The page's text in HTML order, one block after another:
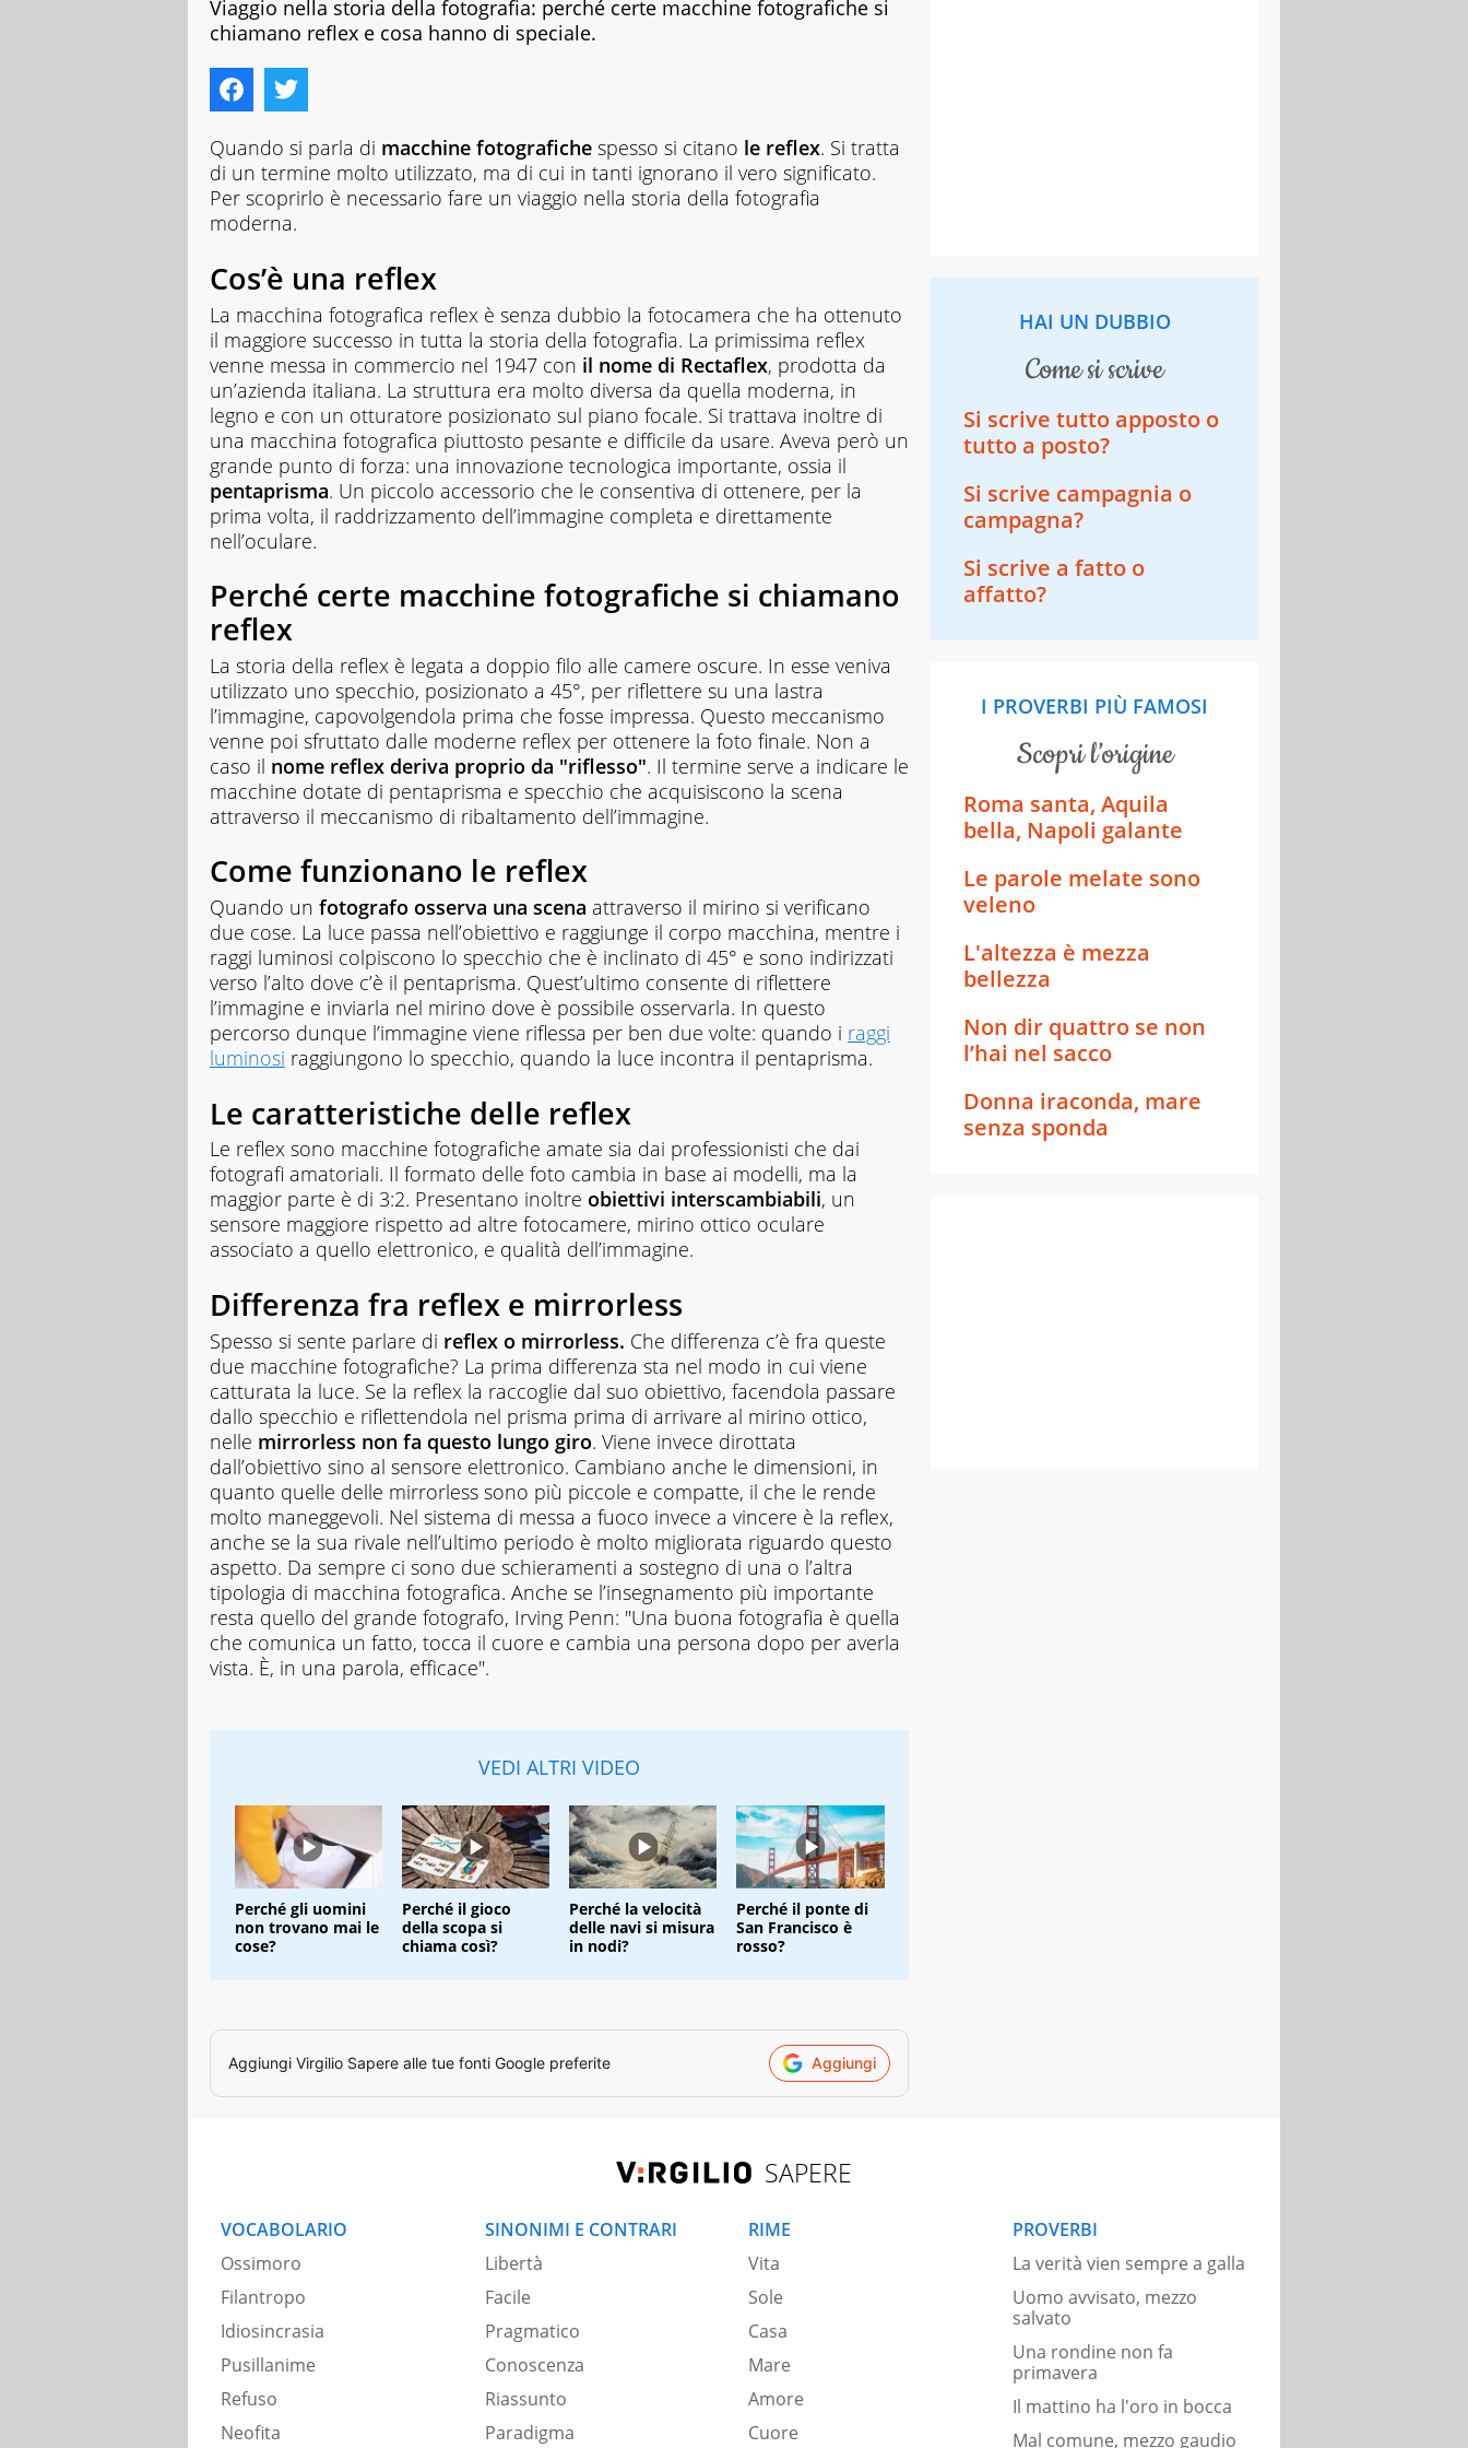
Viaggio nella storia della fotografia: perché certe macchine fotografiche si
chiamano reflex e cosa hanno di speciale.
Quando si parla di macchine fotografiche spesso si citano le reflex. Si tratta
di un termine molto utilizzato, ma di cui in tanti ignorano il vero significato.
Per scoprirlo è necessario fare un viaggio nella storia della fotografia
moderna.
Cos’è una reflex
La macchina fotografica reflex è senza dubbio la fotocamera che ha ottenuto
il maggiore successo in tutta la storia della fotografia. La primissima reflex
venne messa in commercio nel 1947 con il nome di Rectaflex, prodotta da
un’azienda italiana. La struttura era molto diversa da quella moderna, in
legno e con un otturatore posizionato sul piano focale. Si trattava inoltre di
una macchina fotografica piuttosto pesante e difficile da usare. Aveva però un
grande punto di forza: una innovazione tecnologica importante, ossia il
pentaprisma. Un piccolo accessorio che le consentiva di ottenere, per la
prima volta, il raddrizzamento dell’immagine completa e direttamente
nell’oculare.
Perché certe macchine fotografiche si chiamano
reflex
La storia della reflex è legata a doppio filo alle camere oscure. In esse veniva
utilizzato uno specchio, posizionato a 45°, per riflettere su una lastra
l’immagine, capovolgendola prima che fosse impressa. Questo meccanismo
venne poi sfruttato dalle moderne reflex per ottenere la foto finale. Non a
caso il nome reflex deriva proprio da "riflesso". Il termine serve a indicare le
macchine dotate di pentaprisma e specchio che acquisiscono la scena
attraverso il meccanismo di ribaltamento dell’immagine.
Come funzionano le reflex
Quando un fotografo osserva una scena attraverso il mirino si verificano
due cose. La luce passa nell’obiettivo e raggiunge il corpo macchina, mentre i
raggi luminosi colpiscono lo specchio che è inclinato di 45° e sono indirizzati
verso l’alto dove c’è il pentaprisma. Quest’ultimo consente di riflettere
l’immagine e inviarla nel mirino dove è possibile osservarla. In questo
percorso dunque l’immagine viene riflessa per ben due volte: quando i raggi
luminosi raggiungono lo specchio, quando la luce incontra il pentaprisma.
Le caratteristiche delle reflex
Le reflex sono macchine fotografiche amate sia dai professionisti che dai
fotografi amatoriali. Il formato delle foto cambia in base ai modelli, ma la
maggior parte è di 3:2. Presentano inoltre obiettivi interscambiabili, un
sensore maggiore rispetto ad altre fotocamere, mirino ottico oculare
associato a quello elettronico, e qualità dell’immagine.
Differenza fra reflex e mirrorless
Spesso si sente parlare di reflex o mirrorless. Che differenza c’è fra queste
due macchine fotografiche? La prima differenza sta nel modo in cui viene
catturata la luce. Se la reflex la raccoglie dal suo obiettivo, facendola passare
dallo specchio e riflettendola nel prisma prima di arrivare al mirino ottico,
nelle mirrorless non fa questo lungo giro. Viene invece dirottata
dall’obiettivo sino al sensore elettronico. Cambiano anche le dimensioni, in
quanto quelle delle mirrorless sono più piccole e compatte, il che le rende
molto maneggevoli. Nel sistema di messa a fuoco invece a vincere è la reflex,
anche se la sua rivale nell’ultimo periodo è molto migliorata riguardo questo
aspetto. Da sempre ci sono due schieramenti a sostegno di una o l’altra
tipologia di macchina fotografica. Anche se l’insegnamento più importante
resta quello del grande fotografo, Irving Penn: "Una buona fotografia è quella
che comunica un fatto, tocca il cuore e cambia una persona dopo per averla
vista. È, in una parola, efficace".
VEDI ALTRI VIDEO
Perché gli uomini
non trovano mai le
cose?
Perché il gioco
della scopa si
chiama così?
Perché la velocità
delle navi si misura
in nodi?
Perché il ponte di
San Francisco è
rosso?
Aggiungi Virgilio Sapere alle tue fonti Google preferite Aggiungi
HAI UN DUBBIO
come si scrive
Si scrive tutto apposto o
tutto a posto?
Si scrive campagnia o
campagna?
Si scrive a fatto o
affatto?
I PROVERBI PIÙ FAMOSI
scopri l’origine
Roma santa, Aquila
bella, Napoli galante
Le parole melate sono
veleno
L'altezza è mezza
bellezza
Non dir quattro se non
l’hai nel sacco
Donna iraconda, mare
senza sponda
SAPERE
VOCABOLARIO
Ossimoro
Filantropo
Idiosincrasia
Pusillanime
Refuso
Neofita
SINONIMI E CONTRARI
Libertà
Facile
Pragmatico
Conoscenza
Riassunto
Paradigma
RIME
Vita
Sole
Casa
Mare
Amore
Cuore
PROVERBI
La verità vien sempre a galla
Uomo avvisato, mezzo
salvato
Una rondine non fa
primavera
Il mattino ha l'oro in bocca
Mal comune, mezzo gaudio